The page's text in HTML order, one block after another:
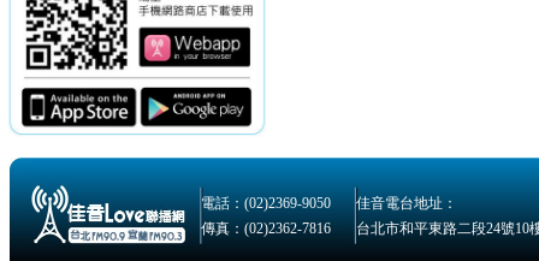
電話：(02)2369-9050
佳音電台地址：
傳真：(02)2362-7816
台北市和平東路二段24號10